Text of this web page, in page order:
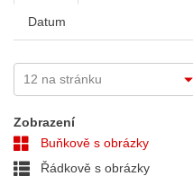
Datum
Zobrazení
Buňkově s obrázky
Řádkově s obrázky